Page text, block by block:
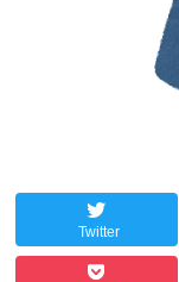
Twitter